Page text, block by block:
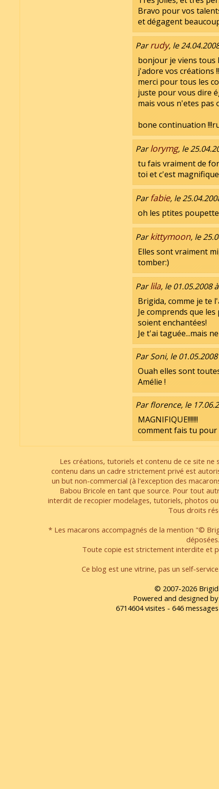
Bravo pour vos
et dégagent
Parrudy, le
bonjour je viens tous
j'adore vos créations
merci pour tous les
juste pour vous dire
mais vous n'etes pas
bone continuation
Parlorymg, le
tu fais vraiment de
toi et c'est magnifique
Parfabie, le
oh les ptites
Parkittymoon, le
Elles sont vraiment
tomber:)
Parlila, le 01.05.2008
Brigida, comme je te
Je comprends que
soient enchantées!
Je t'ai taguée...mais
Par Soni, le
Ouah elles sont
Amélie !
Par florence, le
MAGNIFIQUE!!!!!!!
comment fais tu pour
Les créations, tutoriels et contenu de ce site
contenu dans un cadre strictement privé est
un but non-commercial (à l'exception des
Babou Bricole en tant que source. Pour tout
interdit de recopier modelages, tutoriels, photos
Tous droits
* Les macarons accompagnés de la mention "©
déposées.
Toute copie est strictement interdite et
Ce blog est une vitrine, pas un self-
© 2007-2026
Powered and designed
6714604 visites - 646